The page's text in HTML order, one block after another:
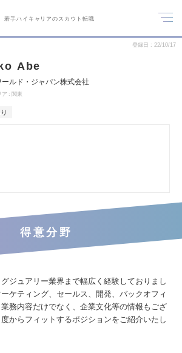
若手ハイキャリアのスカウト転職
登録日 22/10/17
Abe
ールド・ジャパン株式会社
ア 関東
得意分野
ジュアリー業界まで幅広く経験しておりまし
ケティング、セールス、開発、バックオフィ
務内容だけでなく、企業文化等の情報もござ
からフィットするポジションをご紹介いたし